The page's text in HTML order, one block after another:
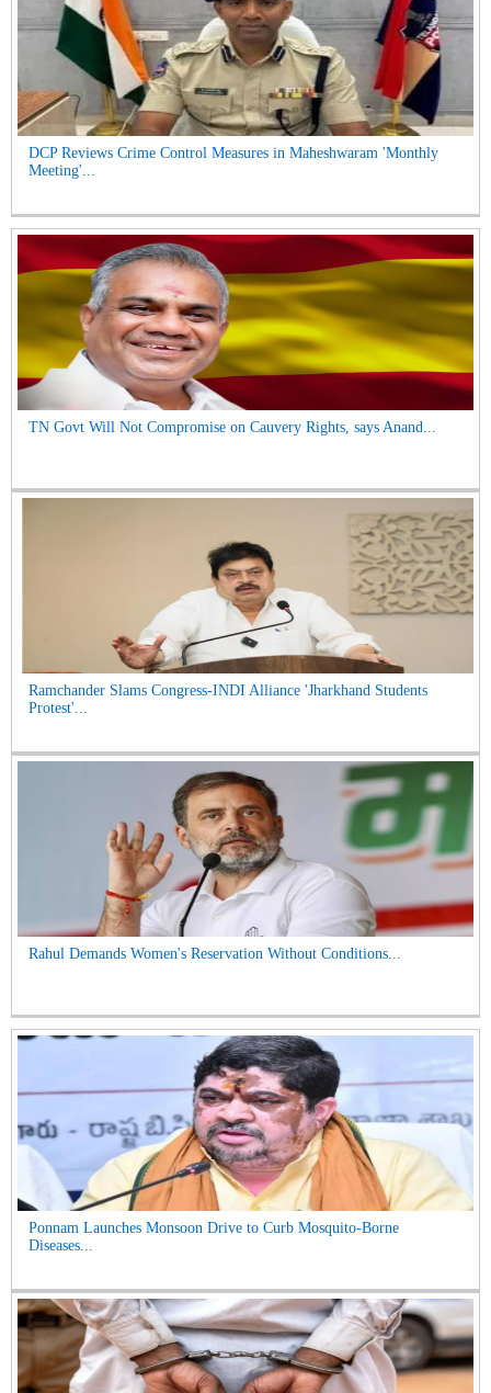
DCP Reviews Crime Control Measures in Maheshwaram 'Monthly
Meeting'...
TN Govt Will Not Compromise on Cauvery Rights, says Anand...
Ramchander Slams Congress-INDI Alliance 'Jharkhand Students
Protest'...
Rahul Demands Women's Reservation Without Conditions...
Ponnam Launches Monsoon Drive to Curb Mosquito-Borne
Diseases...